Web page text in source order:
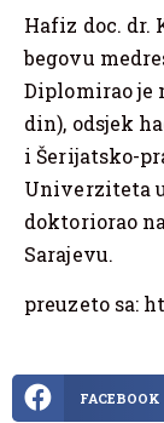
Hafiz doc. dr.
begovu
Diplomirao je
din), odsjek
i Šerijatsko-
Univerziteta
doktoriorao
Sarajevu.
preuzeto sa:
FACEBOOK